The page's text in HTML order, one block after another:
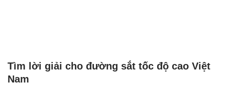
Tìm lời giải cho đường sắt tốc độ cao Việt
Nam